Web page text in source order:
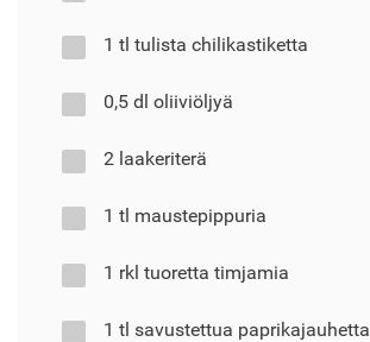
1 tl tulista chilikastiketta
0,5 dl oliiviöljyä
2 laakeriterä
1 tl maustepippuria
1 rkl tuoretta timjamia
1 tl savustettua paprikajauhetta